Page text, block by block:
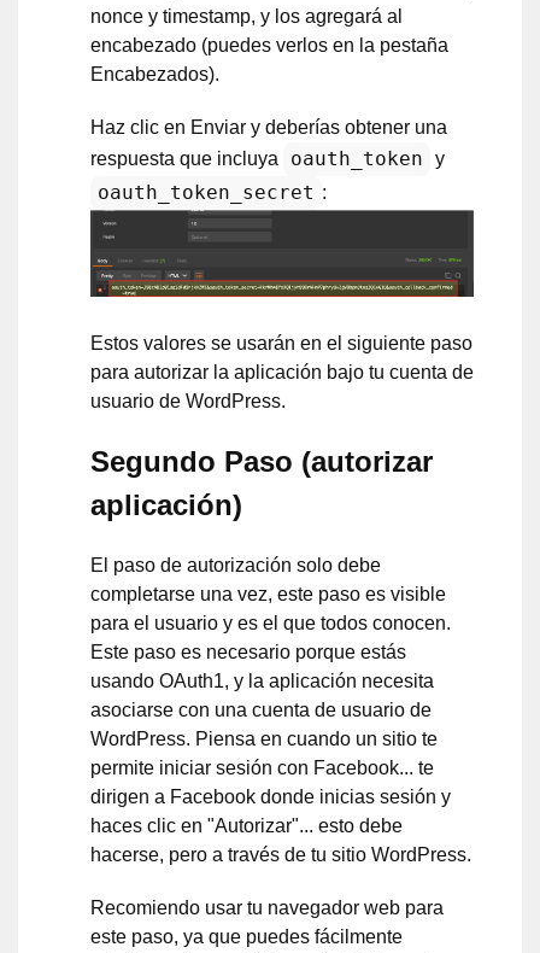
nonce y timestamp, y los agregará al
encabezado (puedes verlos en la pestaña
Encabezados).
Haz clic en Enviar y deberías obtener una
respuesta que incluya
oauth_token y
oauth_token_secret :
Estos valores se usarán en el siguiente paso
para autorizar la aplicación bajo tu cuenta de
usuario de WordPress.
Segundo Paso (autorizar
aplicación)
El paso de autorización solo debe
completarse una vez, este paso es visible
para el usuario y es el que todos conocen.
Este paso es necesario porque estás
usando OAuth1, y la aplicación necesita
asociarse con una cuenta de usuario de
WordPress. Piensa en cuando un sitio te
permite iniciar sesión con Facebook... te
dirigen a Facebook donde inicias sesión y
haces clic en "Autorizar"... esto debe
hacerse, pero a través de tu sitio WordPress.
Recomiendo usar tu navegador web para
este paso, ya que puedes fácilmente